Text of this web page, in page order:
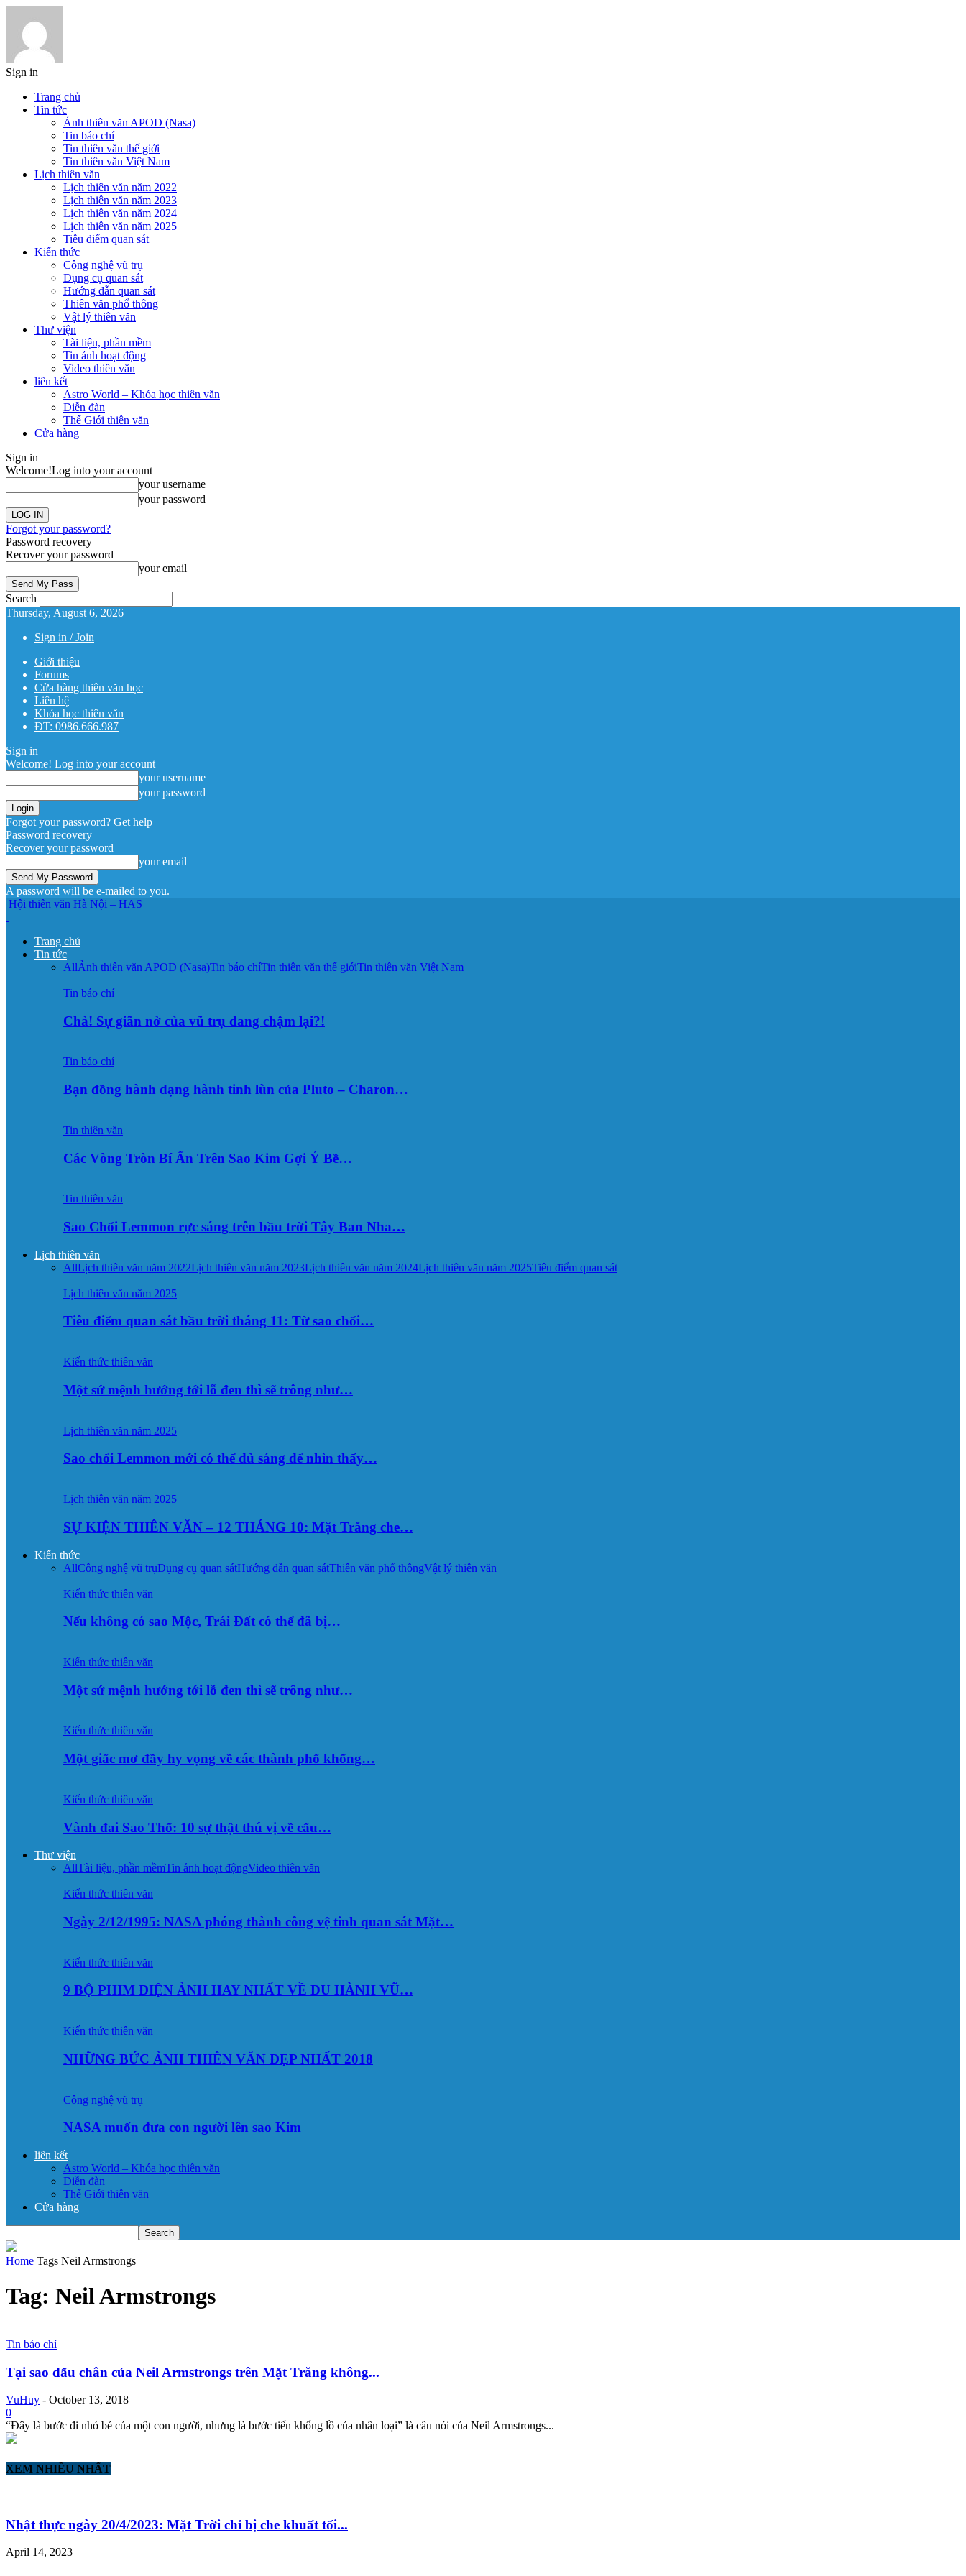
Sign in
Trang chủ
Tin tức
Ảnh thiên văn APOD (Nasa)
Tin báo chí
Tin thiên văn thế giới
Tin thiên văn Việt Nam
Lịch thiên văn
Lịch thiên văn năm 2022
Lịch thiên văn năm 2023
Lịch thiên văn năm 2024
Lịch thiên văn năm 2025
Tiêu điểm quan sát
Kiến thức
Công nghệ vũ trụ
Dụng cụ quan sát
Hướng dẫn quan sát
Thiên văn phổ thông
Vật lý thiên văn
Thư viện
Tài liệu, phần mềm
Tin ảnh hoạt động
Video thiên văn
liên kết
Astro World – Khóa học thiên văn
Diễn đàn
Thế Giới thiên văn
Cửa hàng
Sign in
Welcome!Log into your account
your username
your password
Forgot your password?
Password recovery
Recover your password
your email
Search
Thursday, August 6, 2026
Sign in / Join
Giới thiệu
Forums
Cửa hàng thiên văn học
Liên hệ
Khóa học thiên văn
ĐT: 0986.666.987
Sign in
Welcome! Log into your account
your username
your password
Forgot your password? Get help
Password recovery
Recover your password
your email
A password will be e-mailed to you.
Hội thiên văn Hà Nội – HAS
Trang chủ
Tin tức
AllẢnh thiên văn APOD (Nasa)Tin báo chíTin thiên văn thế giớiTin thiên văn Việt Nam
Tin báo chí
Chà! Sự giãn nở của vũ trụ đang chậm lại?!
Tin báo chí
Bạn đồng hành dạng hành tinh lùn của Pluto – Charon…
Tin thiên văn
Các Vòng Tròn Bí Ẩn Trên Sao Kim Gợi Ý Bề…
Tin thiên văn
Sao Chổi Lemmon rực sáng trên bầu trời Tây Ban Nha…
Lịch thiên văn
AllLịch thiên văn năm 2022Lịch thiên văn năm 2023Lịch thiên văn năm 2024Lịch thiên văn năm 2025Tiêu điểm quan sát
Lịch thiên văn năm 2025
Tiêu điểm quan sát bầu trời tháng 11: Từ sao chổi…
Kiến thức thiên văn
Một sứ mệnh hướng tới lỗ đen thì sẽ trông như…
Lịch thiên văn năm 2025
Sao chổi Lemmon mới có thể đủ sáng để nhìn thấy…
Lịch thiên văn năm 2025
SỰ KIỆN THIÊN VĂN – 12 THÁNG 10: Mặt Trăng che…
Kiến thức
AllCông nghệ vũ trụDụng cụ quan sátHướng dẫn quan sátThiên văn phổ thôngVật lý thiên văn
Kiến thức thiên văn
Nếu không có sao Mộc, Trái Đất có thể đã bị…
Kiến thức thiên văn
Một sứ mệnh hướng tới lỗ đen thì sẽ trông như…
Kiến thức thiên văn
Một giấc mơ đầy hy vọng về các thành phố khổng…
Kiến thức thiên văn
Vành đai Sao Thổ: 10 sự thật thú vị về cấu…
Thư viện
AllTài liệu, phần mềmTin ảnh hoạt độngVideo thiên văn
Kiến thức thiên văn
Ngày 2/12/1995: NASA phóng thành công vệ tinh quan sát Mặt…
Kiến thức thiên văn
9 BỘ PHIM ĐIỆN ẢNH HAY NHẤT VỀ DU HÀNH VŨ…
Kiến thức thiên văn
NHỮNG BỨC ẢNH THIÊN VĂN ĐẸP NHẤT 2018
Công nghệ vũ trụ
NASA muốn đưa con người lên sao Kim
liên kết
Astro World – Khóa học thiên văn
Diễn đàn
Thế Giới thiên văn
Cửa hàng
Home Tags Neil Armstrongs
Tag: Neil Armstrongs
Tin báo chí
Tại sao dấu chân của Neil Armstrongs trên Mặt Trăng không...
VuHuy - October 13, 2018
0
“Đây là bước đi nhỏ bé của một con người, nhưng là bước tiến khổng lồ của nhân loại” là câu nói của Neil Armstrongs...
XEM NHIỀU NHẤT
Nhật thực ngày 20/4/2023: Mặt Trời chỉ bị che khuất tối...
April 14, 2023